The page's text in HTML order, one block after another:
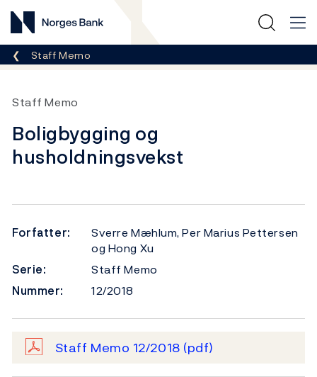
Norges Bank
Her er du nå:
Staff Memo
Staff Memo
Boligbygging og
husholdningsvekst
Forfatter:
Sverre Mæhlum, Per Marius Pettersen
og Hong Xu
Serie:
Staff Memo
Nummer:
12/2018
Staff Memo 12/2018 (pdf)